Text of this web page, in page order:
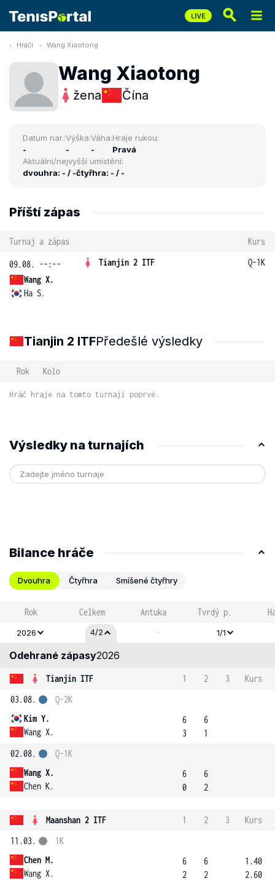
Hráči Wang Xiaotong
Wang Xiaotong
žena Čína
Datum nar.:
-
Výška:
-
Váha:
-
Hraje rukou:
Pravá
Aktuální/nejvyšší umístění:
dvouhra: - / -čtyřhra: - / -
Příští zápas
Turnaj a zápas Kurs
09.08. --:-- Tianjin 2 ITF
Q-1K
Wang X.
Ha S.
Tianjin 2 ITFPředešlé výsledky
Rok Kolo
Hráč hraje na tomto turnaji poprvé.
Výsledky na turnajích
Bilance hráče
Dvouhra Čtyřhra Smíšené čtyřhry
Rok Celkem Antuka Tvrdý p.
2026 4/2 - 1/1
Odehrané zápasy2026
Tianjin ITF 1 2 3
Kurs
03.08.
Kim Y.
Wang X.
Q-2K
6
3
6
1
02.08.
Wang X.
Chen K.
Q-1K
6
0
6
2
Maanshan 2 ITF 1 2 3
Kurs
11.03.
Chen M.
Wang X.
1K
6
2
6
2
1.40
2.60